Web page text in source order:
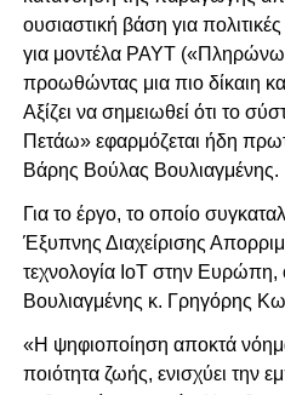
ουσιαστική βάση για
για μοντέλα PAYT
προωθώντας μια πιο δίκαιη
Αξίζει να σημειωθεί ότι το
Πετάω» εφαρμόζεται ήδη
Βάρης Βούλας Βουλιαγμένης.
Για το έργο, το οποίο
Έξυπνης Διαχείρισης
τεχνολογία IoT στην
Βουλιαγμένης κ. Γρηγόρης
«Η ψηφιοποίηση αποκτά
ποιότητα ζωής, ενισχύει την